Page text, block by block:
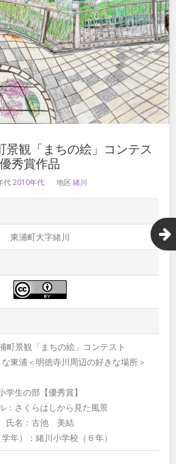
景観「まちの絵」コンテス
秀賞作品
代2010年代 地区緒川
東浦町大字緒川
町景観「まちの絵」コンテスト
東浦＜明徳寺川周辺の好きな場所＞
学生の部【優秀賞】
：さくらはしから見た風景
氏名：古池 美結
年）：緒川小学校（６年）